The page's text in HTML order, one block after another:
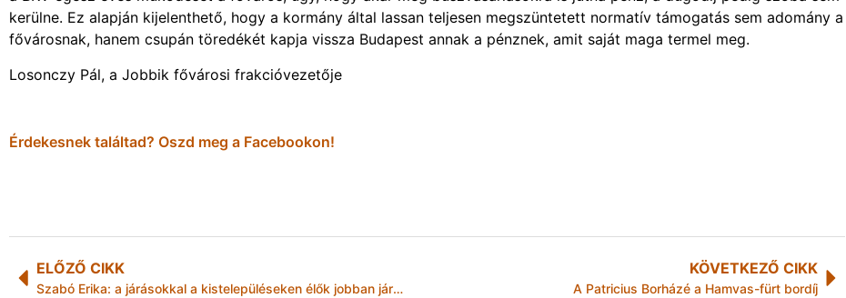
kerülne. Ez alapján kijelenthető, hogy a kormány által lassan teljesen megszüntetett normatív támogatás sem adomány a
fővárosnak, hanem csupán töredékét kapja vissza Budapest annak a pénznek, amit saját maga termel meg.
Losonczy Pál, a Jobbik fővárosi frakcióvezetője
Érdekesnek találtad? Oszd meg a Facebookon!
ELŐZŐ CIKK
Szabó Erika: a járásokkal a kistelepüléseken élők jobban járnak
KÖVETKEZŐ CIKK
A Patricius Borházé a Hamvas-fürt bordíj